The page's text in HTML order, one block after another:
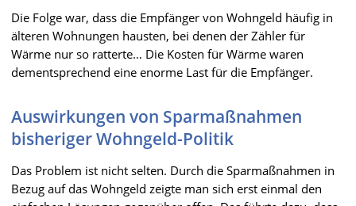
Die Folge war, dass die Empfänger von Wohngeld häufig in
älteren Wohnungen hausten, bei denen der Zähler für
Wärme nur so ratterte… Die Kosten für Wärme waren
dementsprechend eine enorme Last für die Empfänger.
Auswirkungen von Sparmaßnahmen
bisheriger Wohngeld-Politik
Das Problem ist nicht selten. Durch die Sparmaßnahmen in
Bezug auf das Wohngeld zeigte man sich erst einmal den